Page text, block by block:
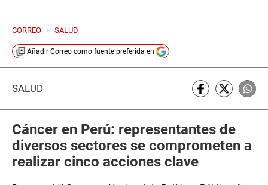
CORREO > SALUD
Añadir Correo como fuente preferida en
SALUD
Cáncer en Perú: representantes de
diversos sectores se comprometen a
realizar cinco acciones clave